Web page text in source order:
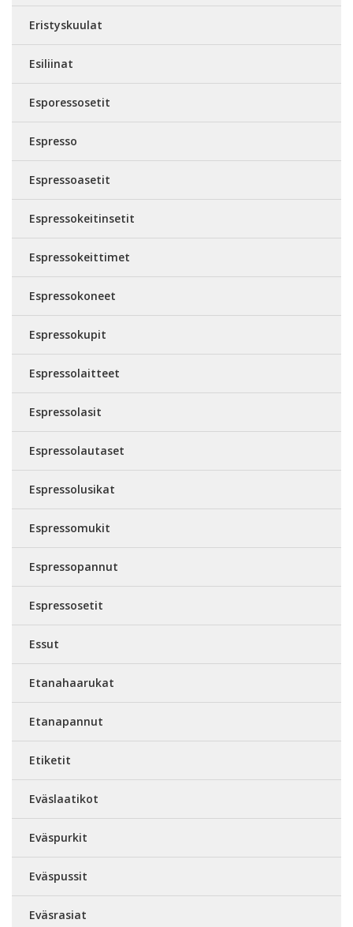
Eristyskuulat
Esiliinat
Esporessosetit
Espresso
Espressoasetit
Espressokeitinsetit
Espressokeittimet
Espressokoneet
Espressokupit
Espressolaitteet
Espressolasit
Espressolautaset
Espressolusikat
Espressomukit
Espressopannut
Espressosetit
Essut
Etanahaarukat
Etanapannut
Etiketit
Eväslaatikot
Eväspurkit
Eväspussit
Eväsrasiat